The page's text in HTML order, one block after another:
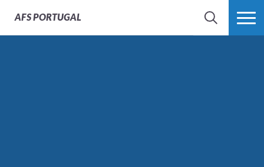
AFSPORTUGAL
SEARCH VER MAIS